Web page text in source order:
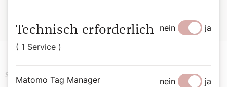
Hier geht es zur Buchbestellung
Schlagwörter Religion
Technisch erforderlich
( 1 Service )
nein ja
Matomo Tag Manager nein ja